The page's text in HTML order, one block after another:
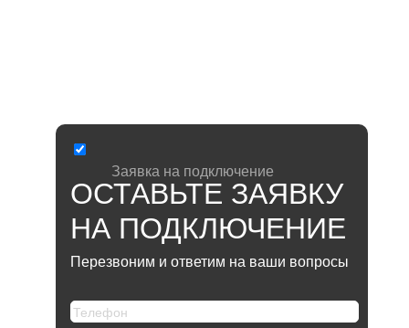
Заявка на подключение
ОСТАВЬТЕ ЗАЯВКУ
НА ПОДКЛЮЧЕНИЕ
Перезвоним и ответим на ваши вопросы